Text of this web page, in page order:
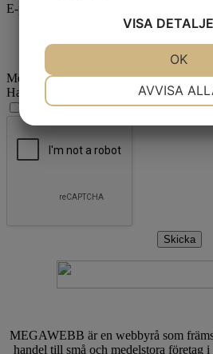
E-postadress
Meddelande*
Hantering av personuppgifter*
Jag godkännerhantering av
Skicka
MEGAWEBB är en webbyrå som
handel till små och medelstora företag
VISA
AVVISA
OK